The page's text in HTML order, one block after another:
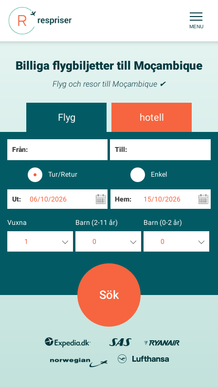
MENU
Billiga flygbiljetter till Moçambique
Flyg och resor till Moçambique ✔
Flyg hotell
Från: Till:
Tur/Retur Enkel
Ut: 06/10/2026 Hem: 15/10/2026
Vuxna
1
Barn (2-11 år)
0
5
Barn (0-2 år)
0